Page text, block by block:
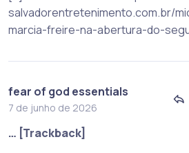
salvadorentretenimento.com.br/
marcia-freire-na-abertura-do-
fear of god essentials
7 de junho de 2026
… [Trackback]